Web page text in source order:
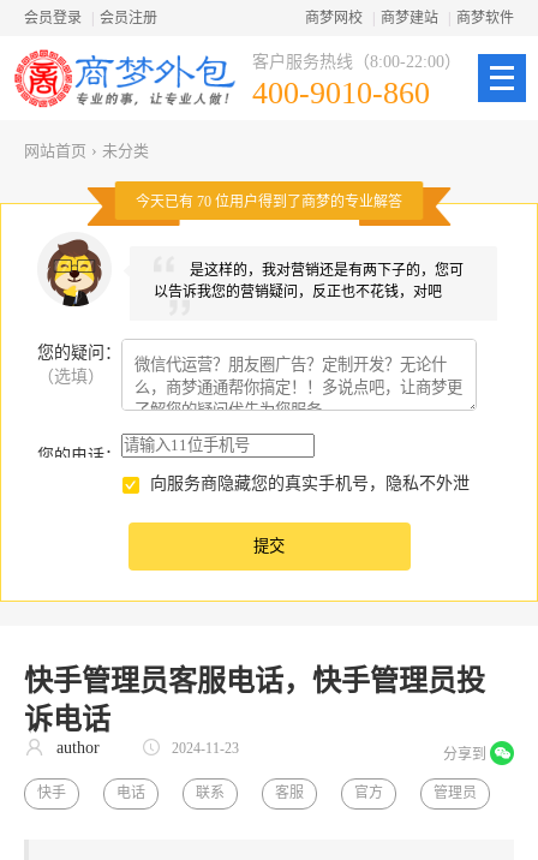
会员登录 会员注册 商梦网校 商梦建站 商梦软件
客户服务热线（8:00-22:00）
400-9010-860
网站首页 › 未分类
今天已有 70 位用户得到了商梦的专业解答
是这样的，我对营销还是有两下子的，您可
以告诉我您的营销疑问，反正也不花钱，对吧
您的疑问
（选填）
：
您的电话：
向服务商隐藏您的真实手机号，隐私不外泄
快手管理员客服电话，快手管理员投
诉电话
分享到
author 2024-11-23
快手 电话 联系 客服 官方 管理员